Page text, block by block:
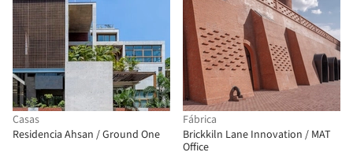
Casas
Residencia Ahsan / Ground One
Fábrica
Brickkiln Lane Innovation / MAT
Office